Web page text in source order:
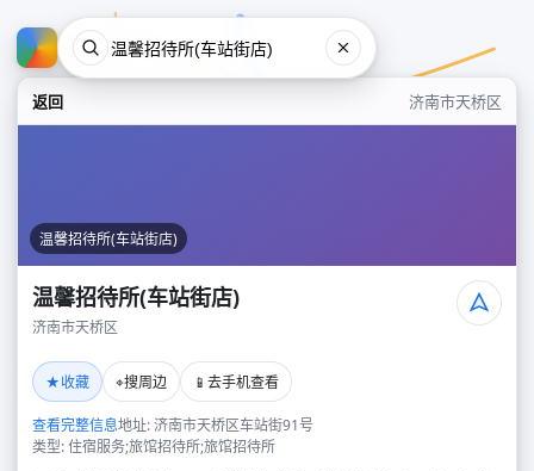
返回 济南市天桥区
温馨招待所(车站街店)
温馨招待所(车站街店)
济南市天桥区
★收藏 ⌖搜周边 📱 去手机查看
查看完整信息地址: 济南市天桥区车站街91号
类型: 住宿服务;旅馆招待所;旅馆招待所